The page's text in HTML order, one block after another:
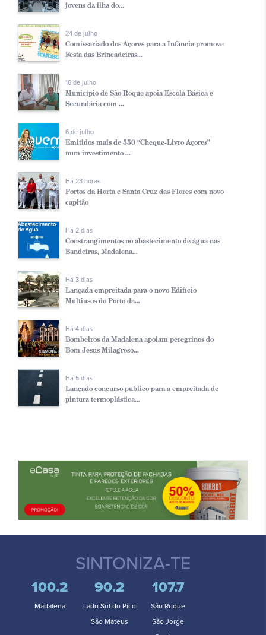
jovens da ilha do...
24 de julho
Comissariado dos Açores para a Infância promove
Festa das Brincadeiras...
16 de julho
Município de São Roque apoia Escola Básica e
Secundária com ...
6 de julho
Emitidos mais de 550 “Cheque-Livro Açores”
num investimento ...
Há 23 horas
Portos da Horta e Santa Cruz das Flores com novo
capitão
Há 2 dias
Constrangimentos no abastecimento de água nas
Bandeiras, Madalena...
Há 3 dias
Lançada empreitada para o novo Edifício
Multiusos do Porto da...
Há 4 dias
Bombeiros da Madalena apoiam peregrinos do
Bom Jesus Milagroso...
Há 5 dias
Lançado concurso publico para a empreitada de
pintura termoplástica...
SINTONIZA-TE
100.2
Madalena
90.2
Lado Sul do Pico
São Mateus
107.7
São Roque
São Jorge